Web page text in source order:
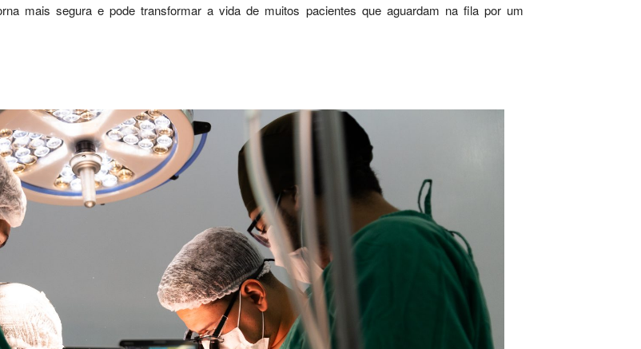
mais segura e pode transformar a vida de muitos pacientes que aguardam na fila por um